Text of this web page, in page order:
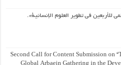
للأربعين في تطوير العلوم الإنسانية».
Second Call for Content Submission on